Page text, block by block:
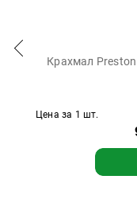
Крахмал
Цена за 1 шт.